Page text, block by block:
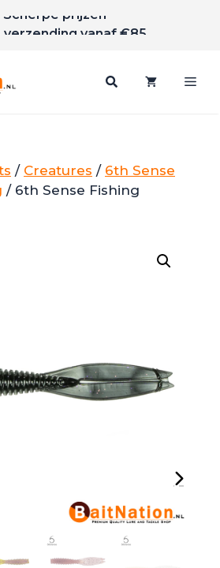
verzending vanaf €85
/ Creatures / 6th Sense
/ 6th Sense Fishing